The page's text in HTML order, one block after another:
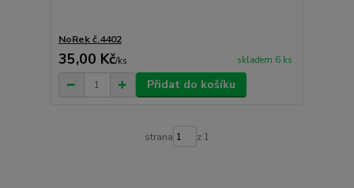
NoRek č.4402
35,00 Kč/ks skladem 6 ks
Přidat do košíku
strana z 1